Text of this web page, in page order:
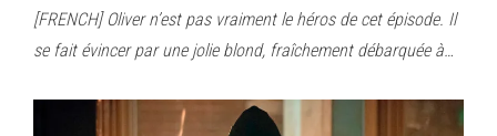
[FRENCH] Oliver n’est pas vraiment le héros de cet épisode. Il
se fait évincer par une jolie blond, fraîchement débarquée à…